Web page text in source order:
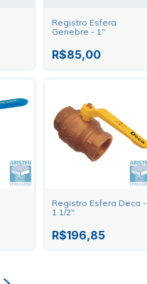
Registro Esfera
Genebre - 1"
R$85,00
Registro Esfera Deca -
1.1/2"
R$196,85